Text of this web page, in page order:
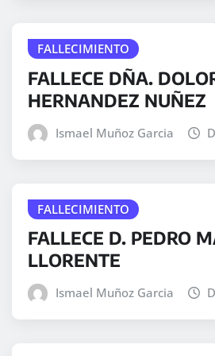
FALLECIMIENTO
FALLECE DÑA.
HERNANDEZ NUÑEZ
Ismael Muñoz Garcia
FALLECIMIENTO
FALLECE D. PEDRO
LLORENTE
Ismael Muñoz Garcia